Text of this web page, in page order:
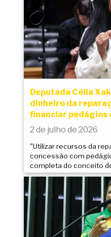
Deputada Célia
dinheiro da
financiar pedágios
2 de julho de 2026
"Utilizar recursos da
concessão com
completa do conceito